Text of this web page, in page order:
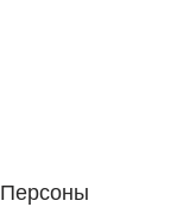
Персоны